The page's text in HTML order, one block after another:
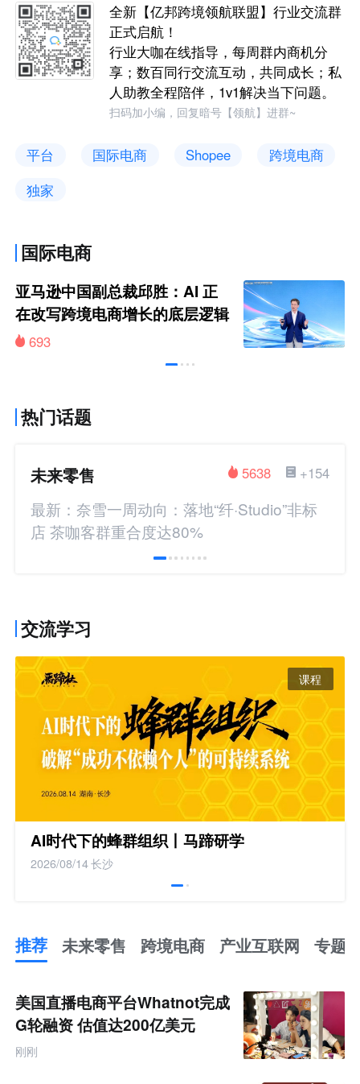
全新【亿邦跨境领航联盟】行业交流群
正式启航！
行业大咖在线指导，每周群内商机分
享；数百同行交流互动，共同成长；私
人助教全程陪伴，1v1解决当下问题。
扫码加小编，回复暗号【领航】进群~
平台 国际电商 Shopee
跨境电商
独家
国际电商
亚马逊中国副总裁邱胜：AI 正
在改写跨境电商增长的底层逻辑
693
热门话题
未来零售 +154
5638
最新：奈雪一周动向：落地“纤·Studio”非标
店 茶咖客群重合度达80%
交流学习
课程
AI时代下的蜂群组织丨马蹄研学
2026/08/14长沙
推荐 未来零售 跨境电商 产业互联网 专题
未
来
零
售
跨
境
美国直播电商平台Whatnot完成
G轮融资 估值达200亿美元
刚刚